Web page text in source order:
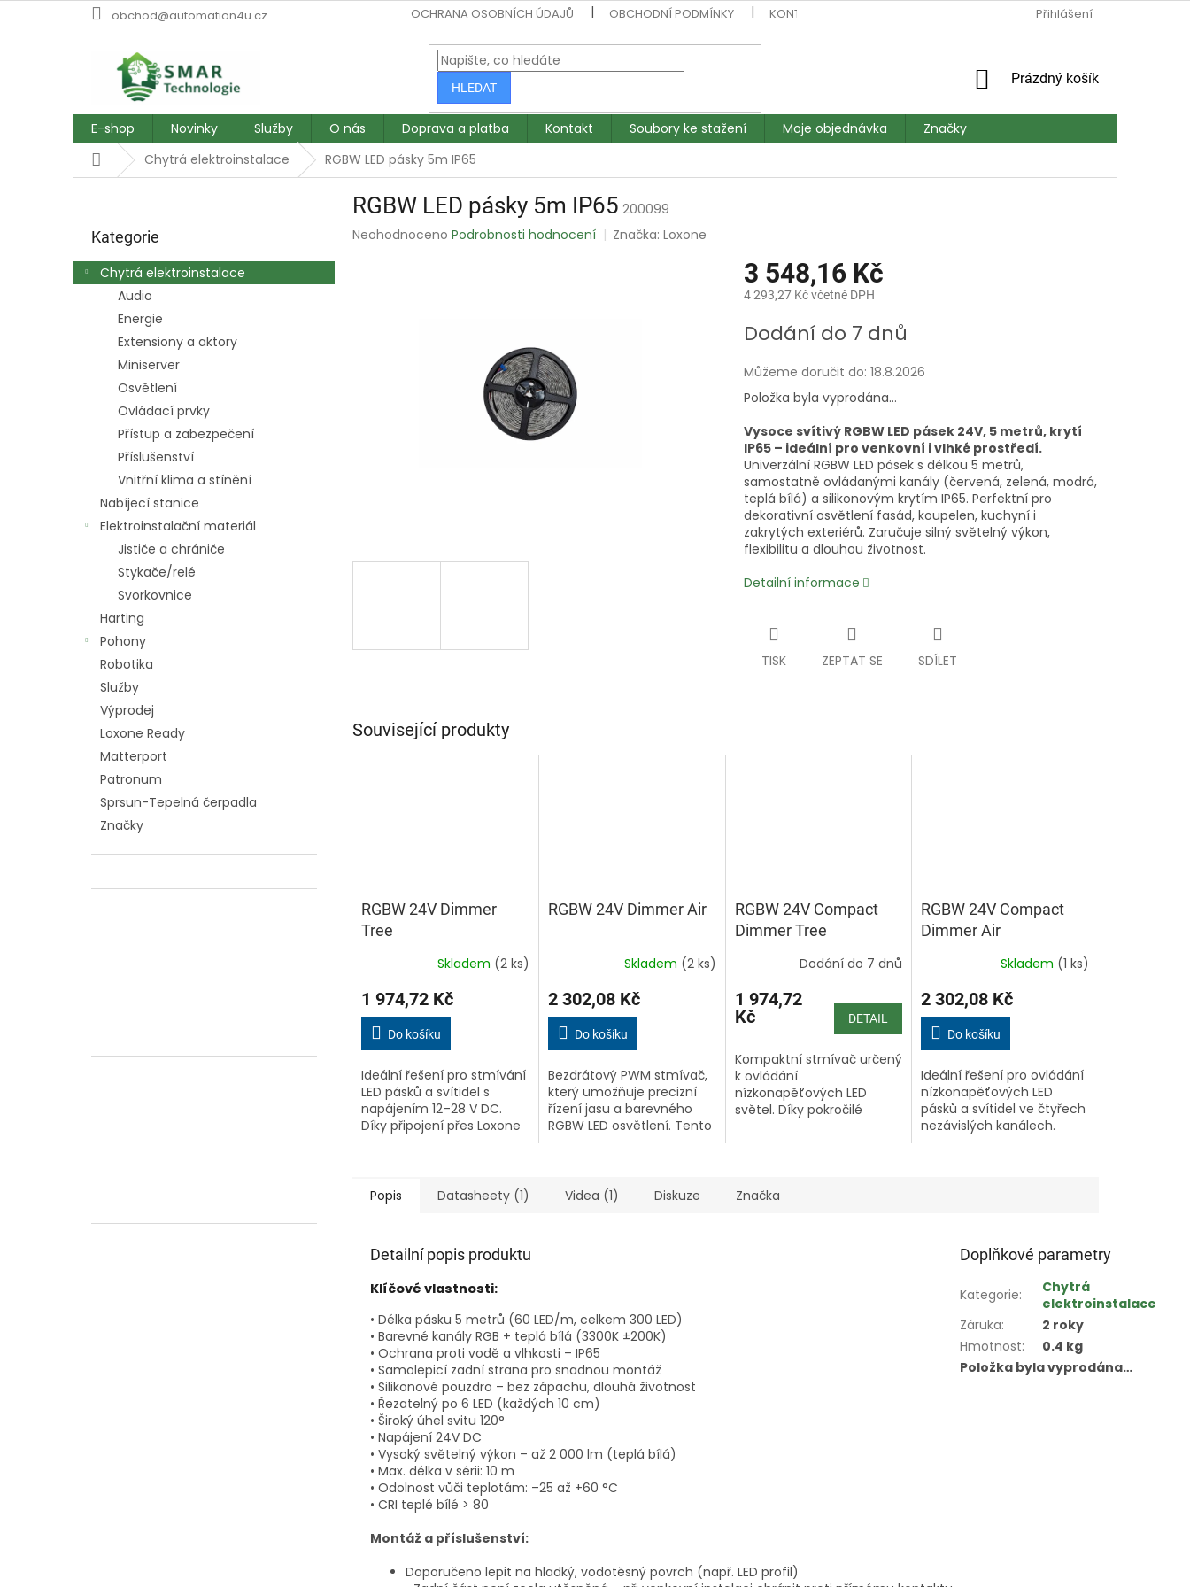
na
obchod@automation4u.cz OCHRANA OSOBNÍCH ÚDAJŮ OBCHODNÍ PODMÍNKY KONTAKT MAPA SERVERU
Přihlášení
HLEDAT
NÁKUPNÍ
Prázdný košík
E-shop Novinky Služby O nás Doprava a platba Kontakt Soubory ke stažení Moje objednávka
Značky
DomůChytrá elektroinstalace RGBW LED pásky 5m IP65
r
a
kategorie
Kategorie
Chytrá elektroinstalace
Audio
Energie
Extensiony a aktory
Miniserver
Osvětlení
Ovládací prvky
Přístup a zabezpečení
Příslušenství
Vnitřní klima a stínění
Nabíjecí stanice
Elektroinstalační materiál
Jističe a chrániče
Stykače/relé
Svorkovnice
Harting
Pohony
Robotika
Služby
Výprodej
Loxone Ready
Matterport
Patronum
Sprsun-Tepelná čerpadla
Značky
RGBW LED pásky 5m IP65 200099
Průměrné
Neohodnoceno Podrobnosti hodnocení Značka:Loxone
3 548,16 Kč
4 293,27 Kč včetně DPH
cena:
Dodání do 7 dnů
Můžeme doručit do: 18.8.2026
Položka byla vyprodána…
Vysoce svítivý RGBW LED pásek 24V, 5 metrů, krytí
IP65 – ideální pro venkovní i vlhké prostředí.
Univerzální RGBW LED pásek s délkou 5 metrů,
samostatně ovládanými kanály (červená, zelená, modrá,
teplá bílá) a silikonovým krytím IP65. Perfektní pro
dekorativní osvětlení fasád, koupelen, kuchyní i
zakrytých exteriérů. Zaručuje silný světelný výkon,
flexibilitu a dlouhou životnost.
Detailní informace
TISK ZEPTAT SE SDÍLET
Související produkty
RGBW 24V Dimmer
Tree
produktu
je
5,0
z
5
hvězdiček.
Skladem (2 ks)
1 974,72 Kč
Do košíku
Ideální řešení pro stmívání
LED pásků a svítidel s
napájením 12–28 V DC.
Díky připojení přes Loxone
Klíčové...
RGBW 24V Dimmer Air
Skladem (2 ks)
2 302,08 Kč
Do košíku
Bezdrátový PWM stmívač,
který umožňuje precizní
řízení jasu a barevného
RGBW LED osvětlení. Tento
kompatibilní...
RGBW 24V Compact
Dimmer Tree
Dodání do 7 dnů
1 974,72
Kč
DETAIL
Kompaktní stmívač určený
k ovládání
nízkonapěťových LED
světel. Díky pokročilé
osvětlení....
RGBW 24V Compact
Dimmer Air
Skladem (1 ks)
2 302,08 Kč
Do košíku
Ideální řešení pro ovládání
nízkonapěťových LED
pásků a svítidel ve čtyřech
nezávislých kanálech.
Popis Datasheety (1) Videa (1) Diskuze Značka
Detailní popis produktu
Klíčové vlastnosti:
• Délka pásku 5 metrů (60 LED/m, celkem 300 LED)
• Barevné kanály RGB + teplá bílá (3300K ±200K)
• Ochrana proti vodě a vlhkosti – IP65
• Samolepicí zadní strana pro snadnou montáž
• Silikonové pouzdro – bez zápachu, dlouhá životnost
• Řezatelný po 6 LED (každých 10 cm)
• Široký úhel svitu 120°
• Napájení 24V DC
• Vysoký světelný výkon – až 2 000 lm (teplá bílá)
• Max. délka v sérii: 10 m
• Odolnost vůči teplotám: –25 až +60 °C
• CRI teplé bílé > 80
Montáž a příslušenství:
Doporučeno lepit na hladký, vodotěsný povrch (např. LED profil)
Doplňkové parametry
Kategorie:
Chytrá
elektroinstalace
Záruka:
2 roky
Hmotnost:
0.4 kg
Položka byla vyprodána…